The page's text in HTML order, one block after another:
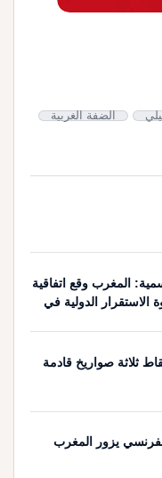
الضفة الغربية
المغرب وقع اتفاقية
الاستقرار الدولية في
ثلاثة صواريخ قادمة
يزور المغرب